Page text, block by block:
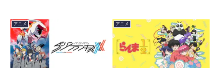
アニメ アニメ